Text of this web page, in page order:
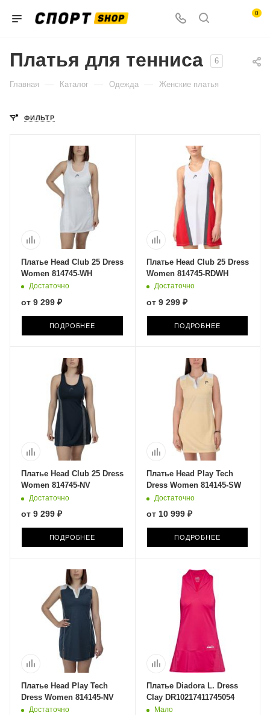
0
Платья для тенниса 6
Главная — Каталог — Одежда — Женские платья
ФИЛЬТР
Платье Head Club 25 Dress
Women 814745-WH
Достаточно
от 9 299 ₽
ПОДРОБНЕЕ
Платье Head Club 25 Dress
Women 814745-RDWH
Достаточно
от 9 299 ₽
ПОДРОБНЕЕ
Платье Head Club 25 Dress
Women 814745-NV
Достаточно
от 9 299 ₽
ПОДРОБНЕЕ
Платье Head Play Tech
Dress Women 814145-SW
Достаточно
от 10 999 ₽
ПОДРОБНЕЕ
Платье Head Play Tech
Dress Women 814145-NV
Достаточно
Платье Diadora L. Dress
Clay DR10217411745054
Мало